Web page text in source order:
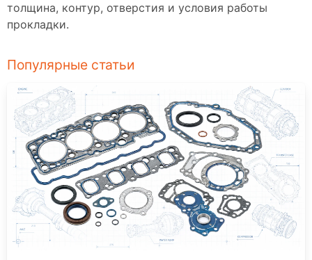
толщина, контур, отверстия и условия работы
прокладки.
Популярные статьи